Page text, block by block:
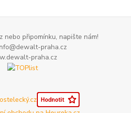
nebo připomínku, napište nám!
praha.cz
praha.cz